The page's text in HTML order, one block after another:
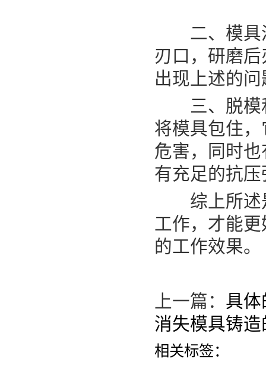
二、模具浇
刃口，研磨
出现上述的问
三、脱模和
将模具包住
危害，同时
有充足的抗
综上所述
工作，才能
的工作效果。
上一篇： 具体
消失模具铸
相关标签：